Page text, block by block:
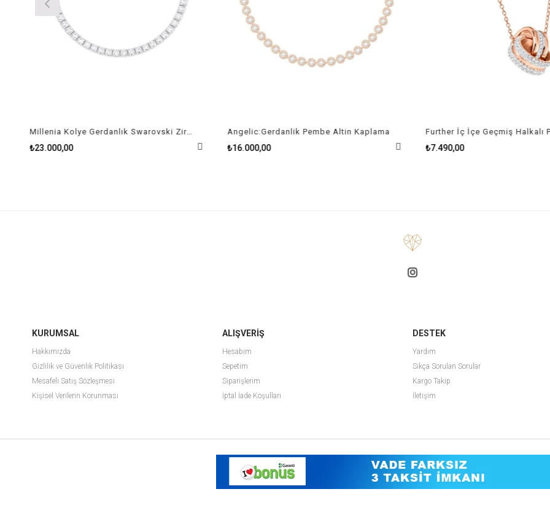
Millenia Kolye Gerdanlık Swarovski Zirconia Kare Kristal Rodyum Kaplama
₺23.000,00
Angelic:Gerdanlik Pembe Altin Kaplama
₺16.000,00 ₺7.490,00
KURUMSAL
Hakkımızda
Gizlilik ve Güvenlik Politikası
Mesafeli Satış Sözleşmesi
Kişisel Verilerin Korunması
ALIŞVERİŞ
Hesabım
Sepetim
Siparişlerim
İptal İade Koşulları
DESTEK
Yardım
Sıkça Sorulan Sorular
Kargo Takip
İletişim